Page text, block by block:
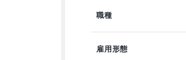
職種
雇用形態